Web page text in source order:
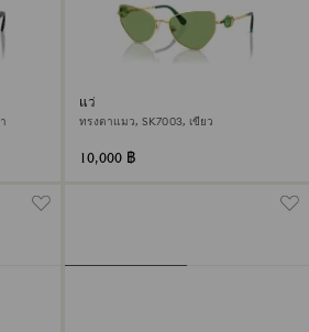
แว่นกันแดด
ทรงตาแมว, SK7003, เขียว
10,000 ฿